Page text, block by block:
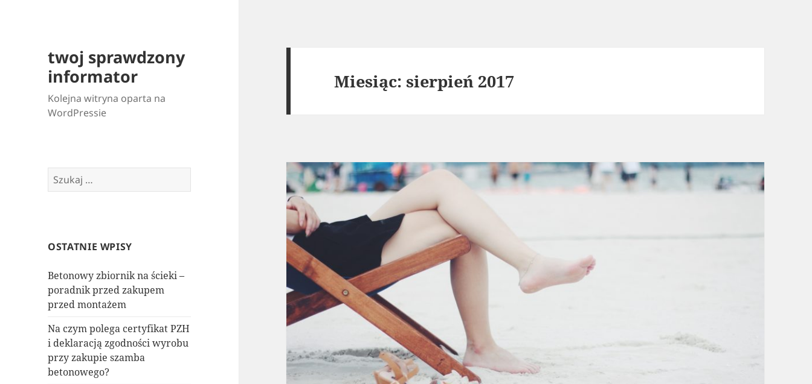
twoj sprawdzony
informator
Kolejna witryna oparta na
WordPressie
Szukaj:
OSTATNIE WPISY
Betonowy zbiornik na ścieki –
poradnik przed zakupem
przed montażem
Na czym polega certyfikat PZH
i deklaracją zgodności wyrobu
przy zakupie szamba
betonowego?
Miesiąc:sierpień 2017